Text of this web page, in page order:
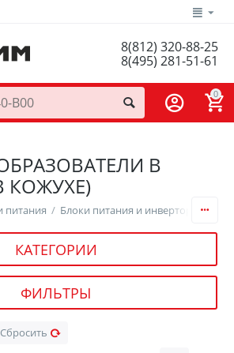
8(812) 320-88-25
8(495) 281-51-61
0
В
КОЖУХЕ)
питания / Блоки питания и инверторы /
КАТЕГОРИИ
ФИЛЬТРЫ
Сбросить